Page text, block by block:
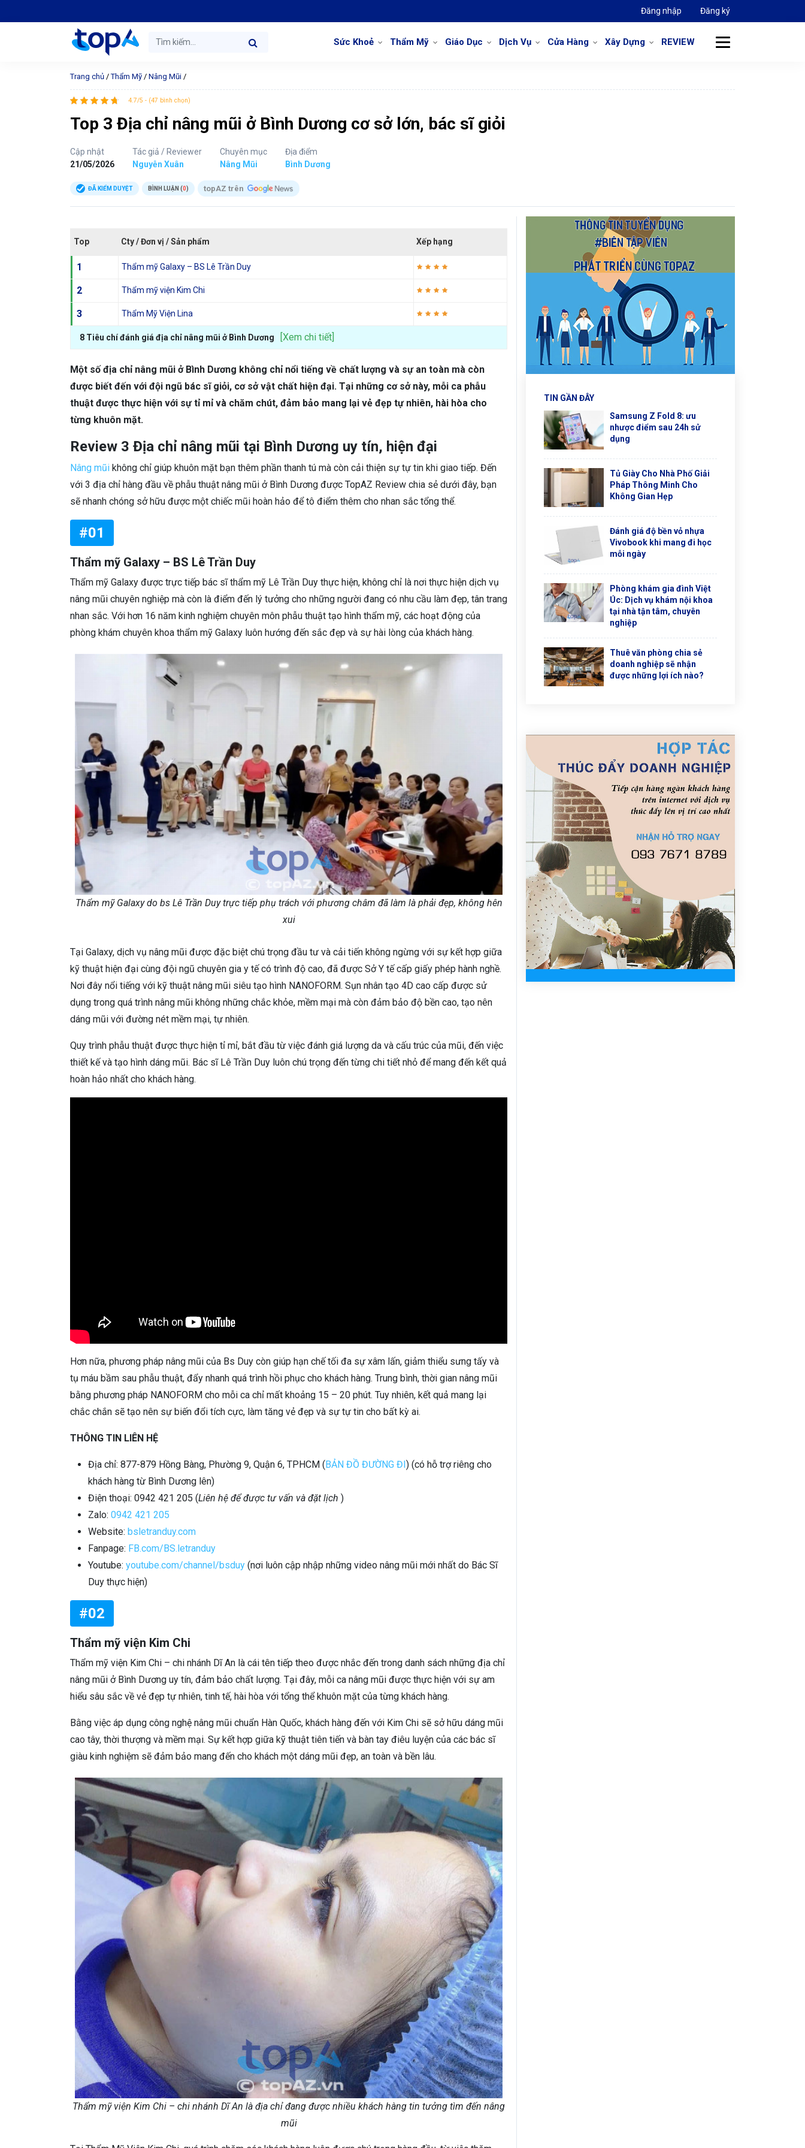
Đăng nhập Đăng ký
Sức Khoẻ Thẩm Mỹ Giáo Dục Dịch Vụ Cửa Hàng Xây Dựng REVIEW
Trang chủ /Thẩm Mỹ / Nâng Mũi /
4.7/5 - (47 bình chọn)
Top 3 Địa chỉ nâng mũi ở Bình Dương cơ sở lớn, bác sĩ giỏi
Cập nhật
21/05/2026
Tác giả / Reviewer
Nguyễn Xuân
Chuyên mục
Nâng Mũi
Địa điểm
Bình Dương
ĐÃ KIỂM DUYỆT BÌNH LUẬN (0) topAZ trên
Top Cty / Đơn vị / Sản phẩm Xếp hạng
1 Thẩm mỹ Galaxy – BS Lê Trần Duy
2 Thẩm mỹ viện Kim Chi
3 Thẩm Mỹ Viện Lina
8 Tiêu chí đánh giá địa chỉ nâng mũi ở Bình Dương [Xem chi tiết]
Một số địa chỉ nâng mũi ở Bình Dương không chỉ nổi tiếng về chất lượng và sự an toàn mà còn
được biết đến với đội ngũ bác sĩ giỏi, cơ sở vật chất hiện đại. Tại những cơ sở này, mỗi ca phẫu
thuật được thực hiện với sự tỉ mỉ và chăm chút, đảm bảo mang lại vẻ đẹp tự nhiên, hài hòa cho
từng khuôn mặt.
Review 3 Địa chỉ nâng mũi tại Bình Dương uy tín, hiện đại
Nâng mũi không chỉ giúp khuôn mặt bạn thêm phần thanh tú mà còn cải thiện sự tự tin khi giao tiếp. Đến
với 3 địa chỉ hàng đầu về phẫu thuật nâng mũi ở Bình Dương được TopAZ Review chia sẻ dưới đây, bạn
sẽ nhanh chóng sở hữu được một chiếc mũi hoàn hảo để tô điểm thêm cho nhan sắc tổng thể.
#01
Thẩm mỹ Galaxy – BS Lê Trần Duy
Thẩm mỹ Galaxy được trực tiếp bác sĩ thẩm mỹ Lê Trần Duy thực hiện, không chỉ là nơi thực hiện dịch vụ
nâng mũi chuyên nghiệp mà còn là điểm đến lý tưởng cho những người đang có nhu cầu làm đẹp, tân trang
nhan sắc. Với hơn 16 năm kinh nghiệm chuyên môn phẫu thuật tạo hình thẩm mỹ, các hoạt động của
phòng khám chuyên khoa thẩm mỹ Galaxy luôn hướng đến sắc đẹp và sự hài lòng của khách hàng.
Thẩm mỹ Galaxy do bs Lê Trần Duy trực tiếp phụ trách với phương châm đã làm là phải đẹp, không hên
xui
Tại Galaxy, dịch vụ nâng mũi được đặc biệt chú trọng đầu tư và cải tiến không ngừng với sự kết hợp giữa
kỹ thuật hiện đại cùng đội ngũ chuyên gia y tế có trình độ cao, đã được Sở Y tế cấp giấy phép hành nghề.
Nơi đây nổi tiếng với kỹ thuật nâng mũi siêu tạo hình NANOFORM. Sụn nhân tạo 4D cao cấp được sử
dụng trong quá trình nâng mũi không những chắc khỏe, mềm mại mà còn đảm bảo độ bền cao, tạo nên
dáng mũi với đường nét mềm mại, tự nhiên.
Quy trình phẫu thuật được thực hiện tỉ mỉ, bắt đầu từ việc đánh giá lượng da và cấu trúc của mũi, đến việc
thiết kế và tạo hình dáng mũi. Bác sĩ Lê Trần Duy luôn chú trọng đến từng chi tiết nhỏ để mang đến kết quả
hoàn hảo nhất cho khách hàng.
Hơn nữa, phương pháp nâng mũi của Bs Duy còn giúp hạn chế tối đa sự xâm lấn, giảm thiểu sưng tấy và
tụ máu bầm sau phẫu thuật, đẩy nhanh quá trình hồi phục cho khách hàng. Trung bình, thời gian nâng mũi
bằng phương pháp NANOFORM cho mỗi ca chỉ mất khoảng 15 – 20 phút. Tuy nhiên, kết quả mang lại
chắc chắn sẽ tạo nên sự biến đổi tích cực, làm tăng vẻ đẹp và sự tự tin cho bất kỳ ai.
THÔNG TIN LIÊN HỆ
Địa chỉ: 877-879 Hồng Bàng, Phường 9, Quận 6, TPHCM (BẢN ĐỒ ĐƯỜNG ĐI) (có hỗ trợ riêng cho
khách hàng từ Bình Dương lên)
Điện thoại: 0942 421 205 (Liên hệ để được tư vấn và đặt lịch )
Zalo: 0942 421 205
Website: bsletranduy.com
Fanpage: FB.com/BS.letranduy
Youtube: youtube.com/channel/bsduy (nơi luôn cập nhập những video nâng mũi mới nhất do Bác Sĩ
Duy thực hiện)
#02
Thẩm mỹ viện Kim Chi
Thẩm mỹ viện Kim Chi – chi nhánh Dĩ An là cái tên tiếp theo được nhắc đến trong danh sách những địa chỉ
nâng mũi ở Bình Dương uy tín, đảm bảo chất lượng. Tại đây, mỗi ca nâng mũi được thực hiện với sự am
hiểu sâu sắc về vẻ đẹp tự nhiên, tinh tế, hài hòa với tổng thể khuôn mặt của từng khách hàng.
Bằng việc áp dụng công nghệ nâng mũi chuẩn Hàn Quốc, khách hàng đến với Kim Chi sẽ sở hữu dáng mũi
cao tây, thời thượng và mềm mại. Sự kết hợp giữa kỹ thuật tiên tiến và bàn tay điêu luyện của các bác sĩ
giàu kinh nghiệm sẽ đảm bảo mang đến cho khách một dáng mũi đẹp, an toàn và bền lâu.
Thẩm mỹ viện Kim Chi – chi nhánh Dĩ An là địa chỉ đang được nhiều khách hàng tin tưởng tìm đến nâng
mũi
TIN GẦN ĐÂY
Samsung Z Fold 8: ưu
nhược điểm sau 24h sử
dụng
Tủ Giày Cho Nhà Phố Giải
Pháp Thông Minh Cho
Không Gian Hẹp
Đánh giá độ bền vỏ nhựa
Vivobook khi mang đi học
mỗi ngày
Phòng khám gia đình Việt
Úc: Dịch vụ khám nội khoa
tại nhà tận tâm, chuyên
nghiệp
Thuê văn phòng chia sẻ
doanh nghiệp sẽ nhận
được những lợi ích nào?